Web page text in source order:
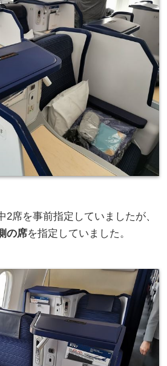
2席を事前指定していましたが、
の席を指定していました。